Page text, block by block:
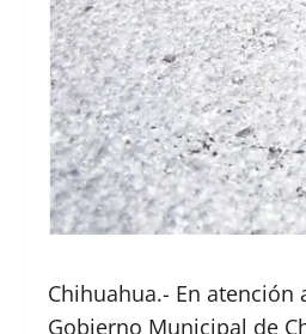
Chihuahua.- En
Gobierno Municipal de